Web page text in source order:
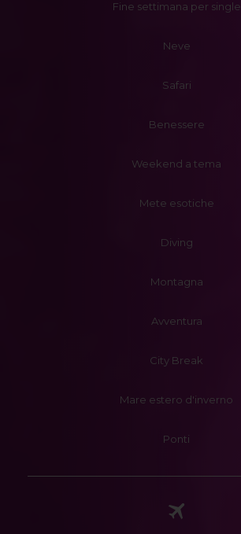
Fine settimana per single
Neve
Safari
Benessere
Weekend a tema
Mete esotiche
Diving
Montagna
Avventura
City Break
Mare estero d'inverno
Ponti